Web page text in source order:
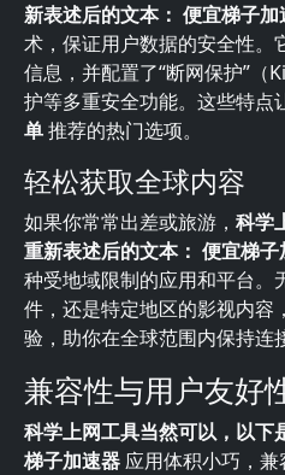
新表述后的文本： 便宜梯子加
术，保证用户数据的安全性。
信息，并配置了“断网保护”（
护等多重安全功能。这些特点
单推荐的热门选项。
轻松获取全球内容
如果你常常出差或旅游， 科学
重新表述后的文本： 便宜梯子
种受地域限制的应用和平台。
件，还是特定地区的影视内容
验，助你在全球范围内保持连
兼容性与用户友好
科学上网工具当然可以，以下
梯子加速器 应用体积小巧，